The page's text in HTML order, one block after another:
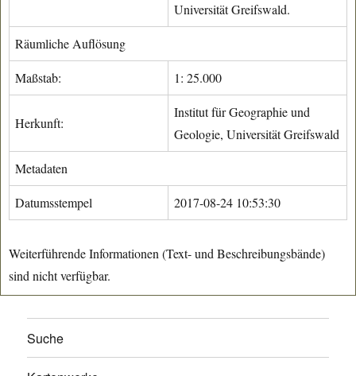
Universität Greifswald.
Räumliche Auflösung
Maßstab: 1: 25.000
Herkunft:
Institut für Geographie und
Geologie, Universität Greifswald
Metadaten
Datumsstempel 2017-08-24 10:53:30
Weiterführende Informationen (Text- und Beschreibungsbände)
sind nicht verfügbar.
Suche